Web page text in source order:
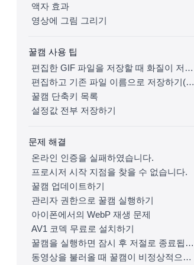
액자 효과
영상에 그림 그리기
꿀캠 사용 팁
편집한 GIF 파일을 저장할 때 화질이 저하되거나 파일 크기가 증가하는 문제 해결하기
편집하고 기존 파일 이름으로 저장하기(기존 파일에 덮어쓰기)
꿀캠 단축키 목록
설정값 전부 저장하기
문제 해결
온라인 인증을 실패하였습니다.
프로시저 시작 지점을 찾을 수 없습니다.
꿀캠 업데이트하기
관리자 권한으로 꿀캠 실행하기
아이폰에서의 WebP 재생 문제
AV1 코덱 무료로 설치하기
꿀캠을 실행하면 잠시 후 저절로 종료됩니다.
동영상을 불러올 때 꿀캠이 비정상적으로 종료됩니다.